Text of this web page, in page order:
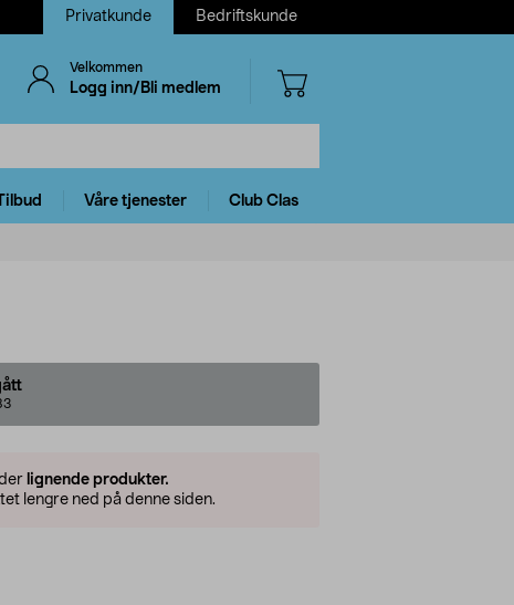
Privatkunde Bedriftskunde
Velkommen
Logg inn/Bli medlem
Våre tjenester Club Clas
lignende produkter.
lengre ned på denne siden.